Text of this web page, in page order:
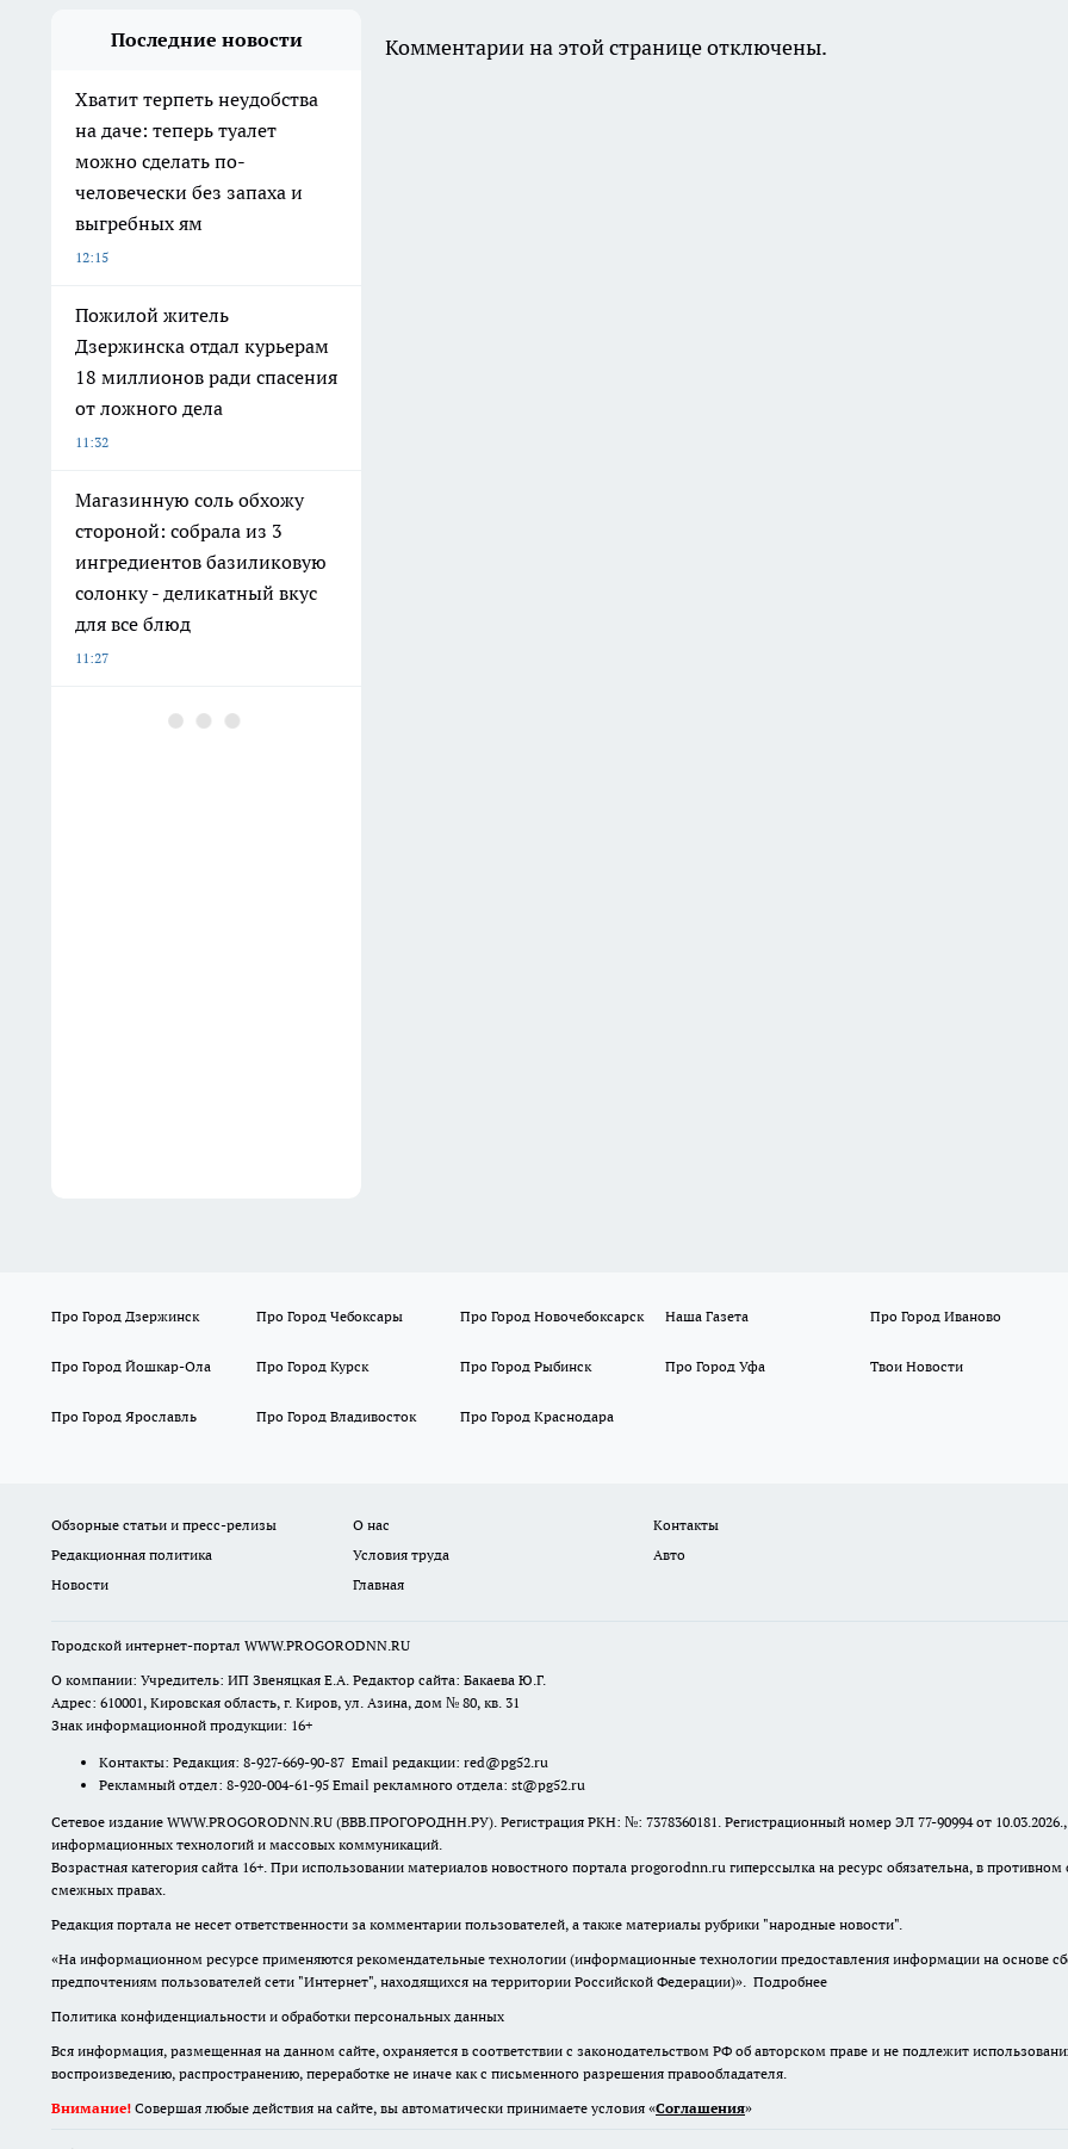
Последние новости
Хватит терпеть неудобства
на даче: теперь туалет
можно сделать по-
человечески без запаха и
выгребных ям
12:15
Пожилой житель
Дзержинска отдал курьерам
18 миллионов ради спасения
от ложного дела
11:32
Магазинную соль обхожу
стороной: собрала из 3
ингредиентов базиликовую
солонку - деликатный вкус
для все блюд
11:27
Пьяная компания устроила
Комментарии на этой странице отключены.
Про Город Дзержинск Про Город Чебоксары Про Город Новочебоксарск Наша Газета Про Город Иваново
Про Город Йошкар-Ола Про Город Курск Про Город Рыбинск Про Город Уфа Твои Новости
Про Город Ярославль Про Город Владивосток Про Город Краснодара
Обзорные статьи и пресс-релизы О нас
Контакты
Редакционная политика
Условия труда
Авто
Новости
Главная
Городской интернет-портал WWW.PROGORODNN.RU
О компании: Учредитель: ИП Звеняцкая Е.А. Редактор сайта: Бакаева Ю.Г.
Адрес: 610001, Кировская область, г. Киров, ул. Азина, дом № 80, кв. 31
Знак информационной продукции: 16+
Контакты: Редакция: 8-927-669-90-87 Email редакции: red@pg52.ru
Рекламный отдел: 8-920-004-61-95 Email рекламного отдела: st@pg52.ru
Сетевое издание WWW.PROGORODNN.RU (ВВВ.ПРОГОРОДНН.РУ). Регистрация РКН: №: 7378360181. Регистрационный номер ЭЛ 77-90994 от
информационных технологий и массовых коммуникаций.
Возрастная категория сайта 16+. При использовании материалов новостного портала progorodnn.ru гиперссылка на ресурс обязательна, в противном
смежных правах.
Редакция портала не несет ответственности за комментарии пользователей, а также материалы рубрики "народные новости".
«На информационном ресурсе применяются рекомендательные технологии (информационные технологии предоставления информации на основе
предпочтениям пользователей сети "Интернет", находящихся на территории Российской Федерации)». Подробнее
Политика конфиденциальности и обработки персональных данных
Вся информация, размещенная на данном сайте, охраняется в соответствии с законодательством РФ об авторском праве и не подлежит
воспроизведению, распространению, переработке не иначе как с письменного разрешения правообладателя.
Внимание! Совершая любые действия на сайте, вы автоматически принимаете условия «Cоглашения»